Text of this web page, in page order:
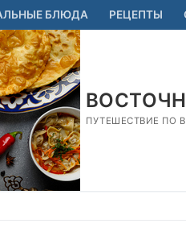
БЛЮДА РЕЦЕПТЫ
ПУТЕШЕСТВИЕ ПО